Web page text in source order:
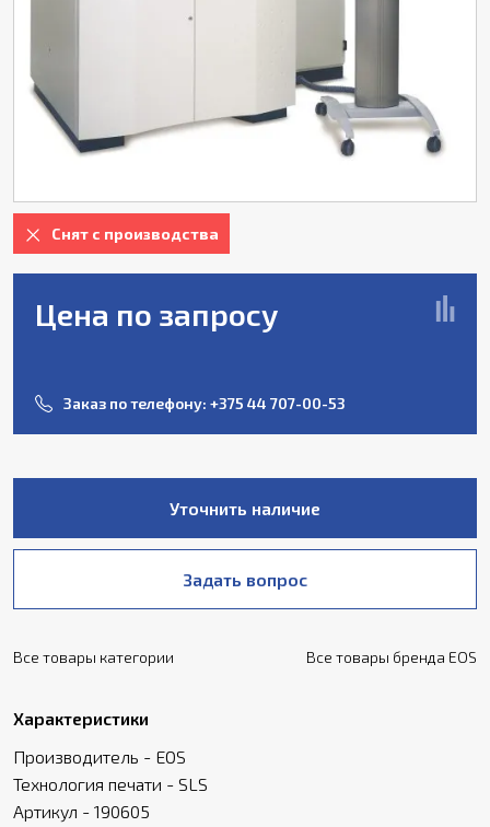
Снят с производства
Цена по запросу
Заказ по телефону: +375 44 707-00-53
Уточнить наличие
Задать вопрос
Все товары категории Все товары бренда EOS
Характеристики
Производитель - EOS
Технология печати - SLS
Артикул - 190605